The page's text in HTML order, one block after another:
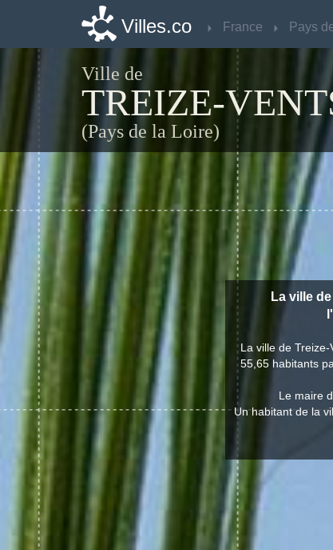
Villes.co France
Ville de
TREIZE-
(Pays de la Loire)
La ville
La ville de
55,65 habitants
Le maire
Un habitant de la
Villes.co France